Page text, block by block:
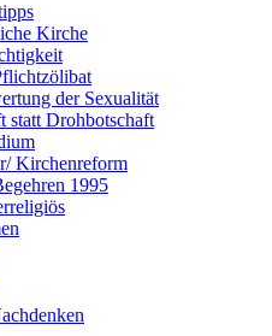
Kirche
der Sexualität
statt Drohbotschaft
Kirchenreform
1995